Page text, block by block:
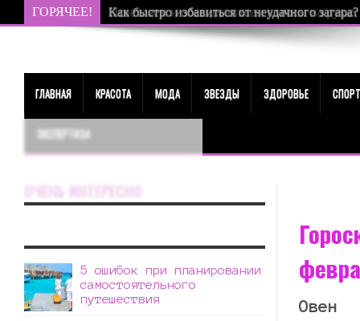
ГОРЯЧЕЕ! Как быстро избавиться от неудачного загара?
ГЛАВНАЯ КРАСОТА МОДА ЗВЕЗДЫ ЗДОРОВЬЕ СПОРТ
ЭКСПЕРТИЗА
Овен
ОЧЕНЬ ИНТЕРЕСНО
5 ошибок при планировании
самостоятельного
путешествия